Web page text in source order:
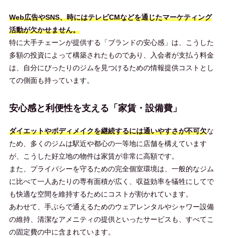
Web広告やSNS、時にはテレビCMなどを通じたマーケティング
活動が欠かせません。
特に大手チェーンが提供する「ブランドの安心感」は、こうした
多額の投資によって構築されたものであり、入会者が支払う料金
は、自分にぴったりのジムを見つけるための情報提供コストとし
ての側面も持っています。
安心感と利便性を支える「家賃・設備費」
ダイエットやボディメイクを継続するには通いやすさが不可欠な
ため、多くのジムは駅近や都心の一等地に店舗を構えています
が、こうした好立地の物件は家賃が非常に高額です。
また、プライバシーを守るための完全個室環境は、一般的なジム
に比べて一人あたりの専有面積が広く、収益効率を犠牲にしてで
も快適な空間を維持するためにコストが割かれています。
あわせて、手ぶらで通えるためのウェアレンタルやシャワー設備
の維持、清潔なアメニティの提供といったサービスも、すべてこ
の固定費の中に含まれています。